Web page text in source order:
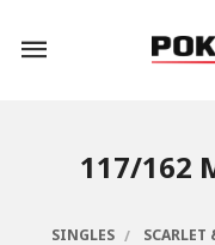
innholdet
117/162
SINGLES